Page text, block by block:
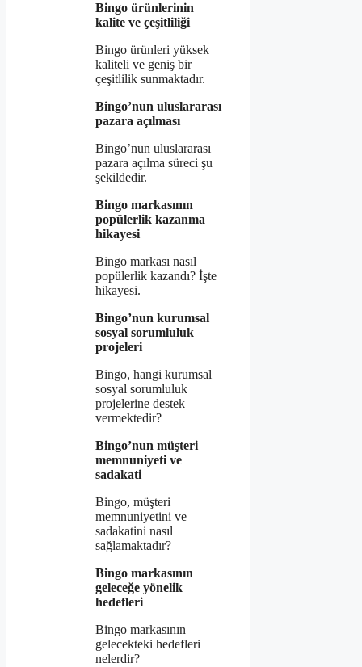
Bingo ürünlerinin
kalite ve çeşitliliği
Bingo ürünleri yüksek
kaliteli ve geniş bir
çeşitlilik sunmaktadır.
Bingo’nun uluslararası
pazara açılması
Bingo’nun uluslararası
pazara açılma süreci şu
şekildedir.
Bingo markasının
popülerlik kazanma
hikayesi
Bingo markası nasıl
popülerlik kazandı? İşte
hikayesi.
Bingo’nun kurumsal
sosyal sorumluluk
projeleri
Bingo, hangi kurumsal
sosyal sorumluluk
projelerine destek
vermektedir?
Bingo’nun müşteri
memnuniyeti ve
sadakati
Bingo, müşteri
memnuniyetini ve
sadakatini nasıl
sağlamaktadır?
Bingo markasının
geleceğe yönelik
hedefleri
Bingo markasının
gelecekteki hedefleri
nelerdir?